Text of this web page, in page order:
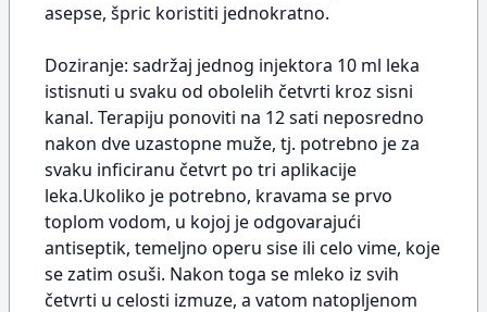
asepse, špric koristiti jednokratno.
Doziranje: sadržaj jednog injektora 10 ml leka
istisnuti u svaku od obolelih četvrti kroz sisni
kanal. Terapiju ponoviti na 12 sati neposredno
nakon dve uzastopne muže, tj. potrebno je za
svaku inficiranu četvrt po tri aplikacije
leka.Ukoliko je potrebno, kravama se prvo
toplom vodom, u kojoj je odgovarajući
antiseptik, temeljno operu sise ili celo vime, koje
se zatim osuši. Nakon toga se mleko iz svih
četvrti u celosti izmuze, a vatom natopljenom